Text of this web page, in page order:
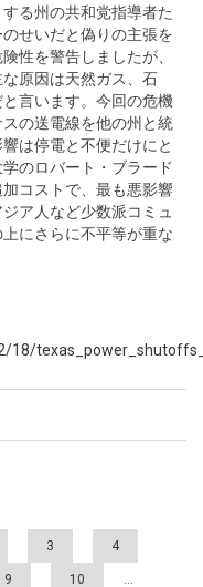
る州の共和党指導者た
せいだと偽りの主張を
性を警告しましたが、
原因は天然ガス、石
言います。今回の危機
の送電線を他の州と統
は停電と不便だけにと
のロバート・ブラード
コストで、最も悪影響
ア人など少数派コミュ
にさらに不平等が重な
18/
3 4
9 10 …